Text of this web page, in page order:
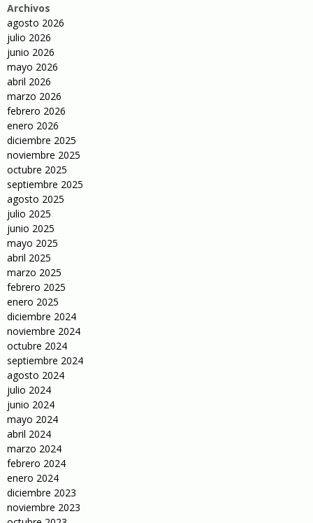
Archivos
agosto 2026
julio 2026
junio 2026
mayo 2026
abril 2026
marzo 2026
febrero 2026
enero 2026
diciembre 2025
noviembre 2025
octubre 2025
septiembre 2025
agosto 2025
julio 2025
junio 2025
mayo 2025
abril 2025
marzo 2025
febrero 2025
enero 2025
diciembre 2024
noviembre 2024
octubre 2024
septiembre 2024
agosto 2024
julio 2024
junio 2024
mayo 2024
abril 2024
marzo 2024
febrero 2024
enero 2024
diciembre 2023
noviembre 2023